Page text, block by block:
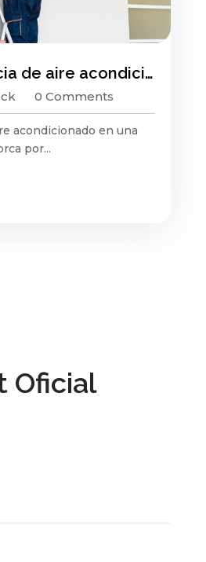
¿Qué potencia de aire acondicionado necesito según los metros de mi casa en Mallorca? Guía completa 2026
0 Comments
acondicionado en una
por...
Oficial